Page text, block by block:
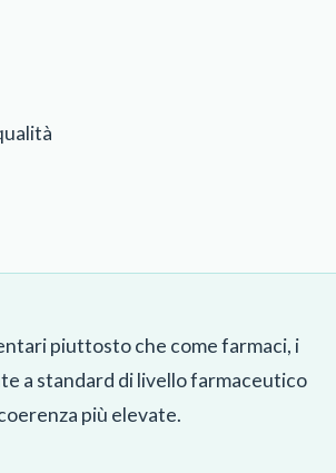
piuttosto che come farmaci, i
a standard di livello farmaceutico
più elevate.